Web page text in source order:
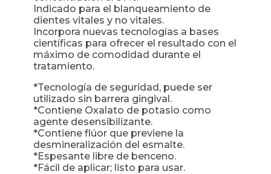
Indicado para el blanqueamiento de
dientes vitales y no vitales.
Incorpora nuevas tecnologías a bases
científicas para ofrecer el resultado con el
máximo de comodidad durante el
tratamiento.
*Tecnología de seguridad, puede ser
utilizado sin barrera gingival.
*Contiene Oxalato de potasio como
agente desensibilizante.
*Contiene flúor que previene la
desmineralización del esmalte.
*Espesante libre de benceno.
*Fácil de aplicar; listo para usar.